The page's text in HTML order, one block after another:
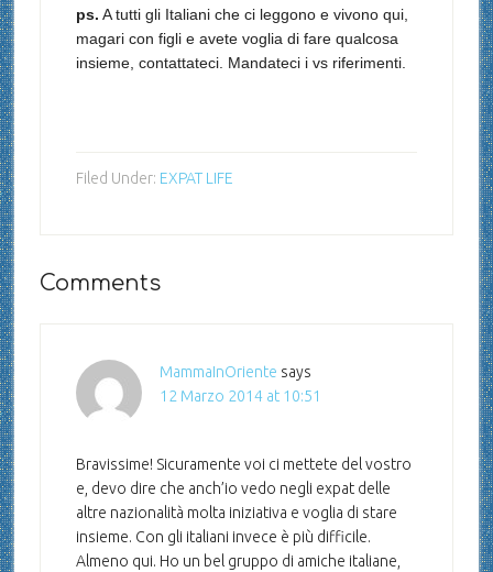
ps. A tutti gli Italiani che ci leggono e vivono qui,
magari con figli e avete voglia di fare qualcosa
insieme, contattateci. Mandateci i vs riferimenti.
Filed Under: EXPAT LIFE
Comments
MammaInOriente says
12 Marzo 2014 at 10:51
Bravissime! Sicuramente voi ci mettete del vostro
e, devo dire che anch’io vedo negli expat delle
altre nazionalità molta iniziativa e voglia di stare
insieme. Con gli italiani invece è più difficile.
Almeno qui. Ho un bel gruppo di amiche italiane,